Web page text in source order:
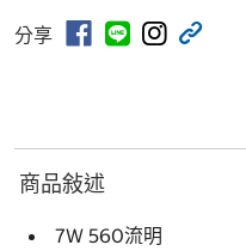
分享
商品敍述
7W 560流明